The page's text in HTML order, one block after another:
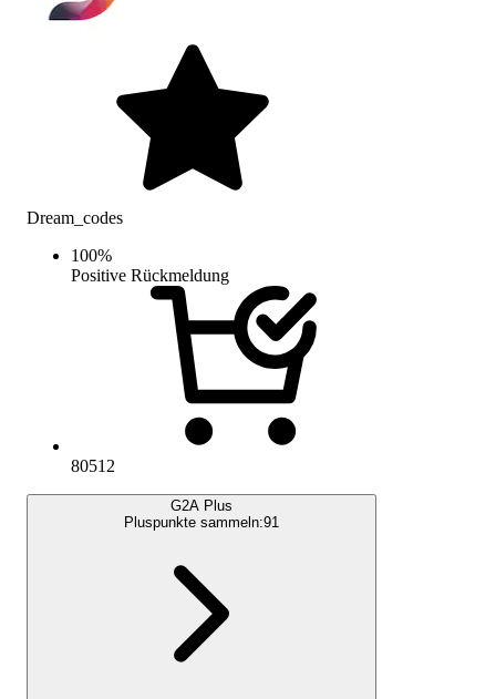
Dream_codes
100%
Positive Rückmeldung
80512
G2A Plus
Pluspunkte sammeln:91